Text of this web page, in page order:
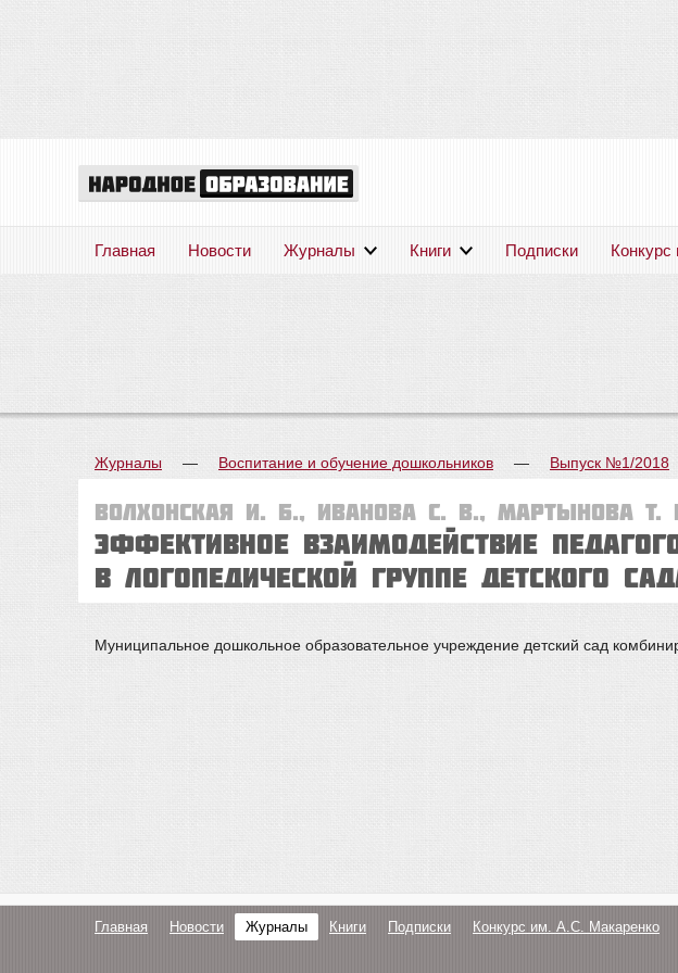
Главная Новости Журналы Книги Подписки
Журналы — Воспитание и обучение дошкольников — Выпуск №1/2018
Волхонская И. Б., Иванова С. В., Мартынова Т.
Эффективное взаимодействие
в логопедической группе детского
Муниципальное дошкольное образовательное учреждение детский сад
Главная Новости Журналы Книги Подписки Конкурс им. А.С. Макаренко